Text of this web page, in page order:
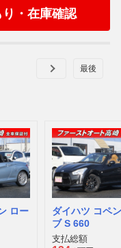
り・在庫確認
ロー
ダイハツ コペ
ブ S 660
支払総額